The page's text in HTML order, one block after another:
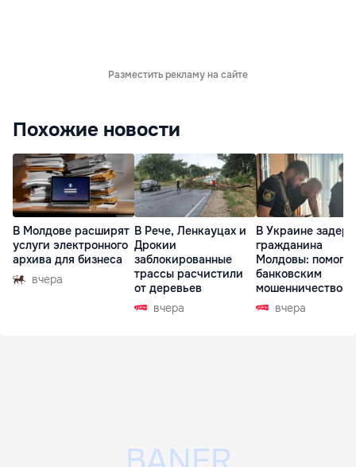
Разместить рекламу на сайте
Похожие новости
В Молдове расширят
услуги электронного
архива для бизнеса
вчера
В Рече, Ленкауцах и
Дрокии
заблокированные
трассы расчистили
от деревьев
вчера
В Украине
гражданина
Молдовы:
банковским
мошенничеством
Чехиивчера